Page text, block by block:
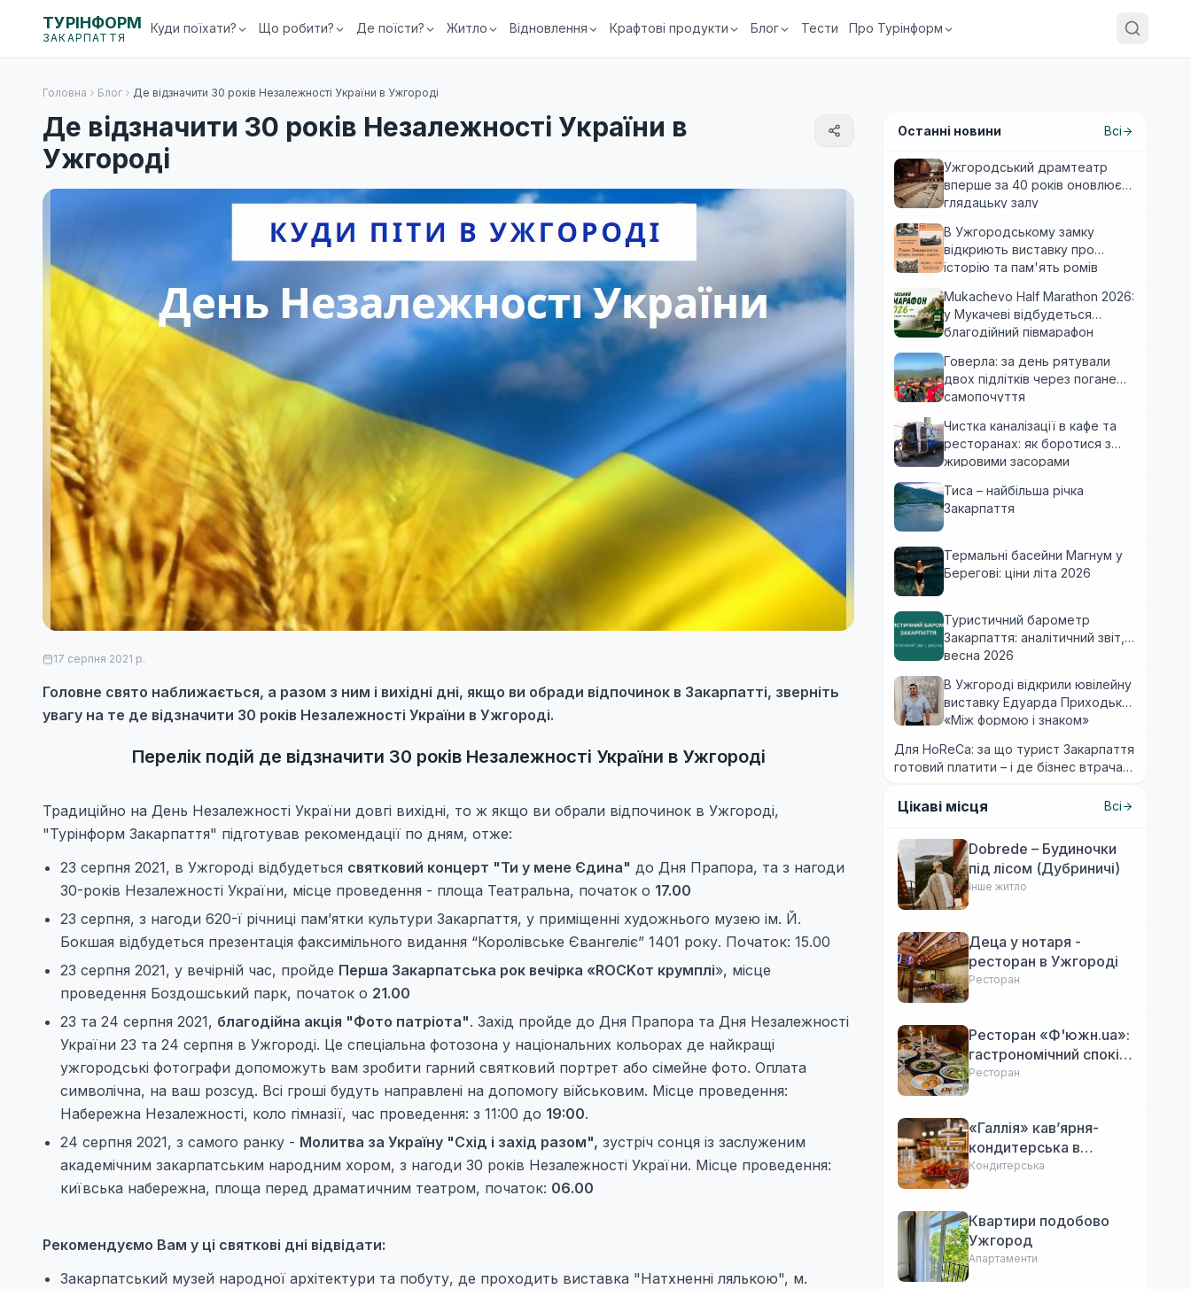
ТУРІНФОРМ
ЗАКАРПАТТЯ
Куди поїхати? Що робити? Де поїсти? Житло Відновлення Крафтові продукти Блог Тести Про Турінформ
Головна Блог Де відзначити 30 років Незалежності України в Ужгороді
Де відзначити 30 років Незалежності України в
Ужгороді
17 серпня 2021 р.
Головне свято наближається, а разом з ним і вихідні дні, якщо ви обради відпочинок в Закарпатті, зверніть
увагу на те де відзначити 30 років Незалежності України в Ужгороді.
Перелік подій де відзначити 30 років Незалежності України в Ужгороді
Традиційно на День Незалежності України довгі вихідні, то ж якщо ви обрали відпочинок в Ужгороді,
"Турінформ Закарпаття" підготував рекомендації по дням, отже:
23 серпня 2021, в Ужгороді відбудеться святковий концерт "Ти у мене Єдина" до Дня Прапора, та з нагоди
30-років Незалежності України, місце проведення - площа Театральна, початок о 17.00
23 серпня, з нагоди 620-ї річниці пам’ятки культури Закарпаття, у приміщенні художнього музею ім. Й.
Бокшая відбудеться презентація факсимільного видання “Королівське Євангеліє” 1401 року. Початок: 15.00
23 серпня 2021, у вечірній час, пройде Перша Закарпатська рок вечірка «ROCKот крумплі», місце
проведення Боздошський парк, початок о 21.00
23 та 24 серпня 2021, благодійна акція "Фото патріота". Захід пройде до Дня Прапора та Дня Незалежності
України 23 та 24 серпня в Ужгороді. Це спеціальна фотозона у національних кольорах де найкращі
ужгородські фотографи допоможуть вам зробити гарний святковий портрет або сімейне фото. Оплата
символічна, на ваш розсуд. Всі гроші будуть направлені на допомогу військовим. Місце проведення:
Набережна Незалежності, коло гімназії, час проведення: з 11:00 до 19:00.
24 серпня 2021, з самого ранку - Молитва за Україну "Схід і захід разом", зустріч сонця із заслуженим
академічним закарпатським народним хором, з нагоди 30 років Незалежності України. Місце проведення:
київська набережна, площа перед драматичним театром, початок: 06.00
Рекомендуємо Вам у ці святкові дні відвідати:
Закарпатський музей народної архітектури та побуту, де проходить виставка "Натхненні лялькою", м.
Останні новини Всі
Ужгородський драмтеатр
вперше за 40 років оновлює
глядацьку залу
В Ужгородському замку
відкриють виставку про
історію та пам'ять ромів
Mukachevo Half Marathon 2026:
у Мукачеві відбудеться
благодійний півмарафон
Говерла: за день рятували
двох підлітків через погане
самопочуття
Чистка каналізації в кафе та
ресторанах: як боротися з
жировими засорами
Тиса – найбільша річка
Закарпаття
Термальні басейни Магнум у
Берегові: ціни літа 2026
Туристичний барометр
Закарпаття: аналітичний звіт,
весна 2026
В Ужгороді відкрили ювілейну
виставку Едуарда Приходька
«Між формою і знаком»
Для HoReCa: за що турист Закарпаття
готовий платити – і де бізнес втрачає
Цікаві місця Всі
Dobrede – Будиночки
під лісом (Дубриничі)
Інше житло
Деца у нотаря -
ресторан в Ужгороді
Ресторан
Ресторан «Ф'южн.ua»:
гастрономічний спокій
Ужгорода. Авторська
Ресторан
«Галлія» кав’ярня-
кондитерська в
Ужгороді
Кондитерська
Квартири подобово
Ужгород
Апартаменти